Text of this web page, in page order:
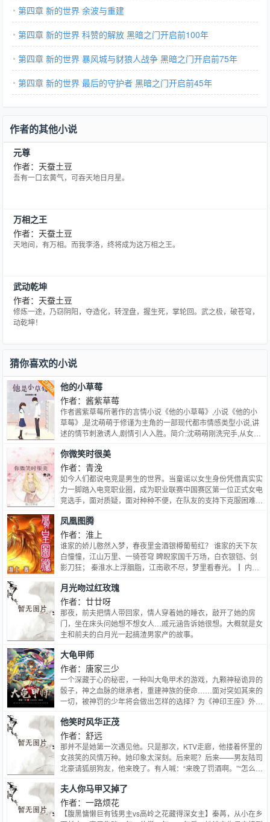
第四章 新的世界 余波与重建
第四章 新的世界 科赞的解放 黑暗之门开启前100年
第四章 新的世界 暴风城与豺狼人战争 黑暗之门开启前75年
第四章 新的世界 最后的守护者 黑暗之门开启前45年
作者的其他小说
元尊
作者：天蚕土豆
吾有一口玄黄气，可吞天地日月星。
万相之王
作者：天蚕土豆
天地间，有万相。而我李洛，终将成为这万相之王。
武动乾坤
作者：天蚕土豆
修炼一途，乃窃阴阳，夺造化，转涅盘，握生死，掌轮回。武之极，破苍穹，
动乾坤！
猜你喜欢的小说
他的小草莓
作者：酱紫草莓
作者酱紫草莓所著作的言情小说《他的小草莓》,小说《他的小
草莓》,是沈萌萌于修谨为主角的一部现代都市情感类型小说,讲
述的情节刺激诱人,剧情引人入胜。简介:沈萌萌刚洗完手,从女厕
不错的话请不要忘记向您QQ群和微博里的朋友推荐哦！
你微笑时很美
作者：青浼
如今人们都说电竞是男生的世界。当童谣以女生身份凭借真实实
力一脚踏入电竞职业圈，成为职业联赛中国赛区第一位正式女电
竞选手，面对质疑，面对种种不便，在队友的支持下克服困难，
无冠的遗憾，让电竞之梦绽放。 作者行文流畅，以女性角度深
入职业圈，还原当今职业圈现状，给读者展示电竞职业的真实一
面，人设立体声动，剧情丰满精彩，充满可读性。
凤凰图腾
作者：淮上
谁家的娇儿憨然入梦，春夜里金酒银樽葡萄红？ 谁家的天下灰
白憧憧，江山万里、一骑苍穹 睥睨家国千万场，白衣银铠、剑
影刀狂； 秦淮水上浮胭脂，江南歌不尽，梦里看春光。┃ 内容
德┃ 其它：强强宫廷文
月光吻过红玫瑰
作者：廿廿呀
那夜，前夫把情人带回家，情人穿着她的睡衣，敲开了她的房
门，坐在床头问她想不想女人…戚元涵告诉她很想。大概就是女
主和前夫的白月光一起搞渣男家产的故事。
大龟甲师
作者：唐家三少
一个深藏于心的秘密，一种叫大龟甲术的游戏，九颗神秘诡异的
骰子，神之血脉的继承者，重建神族的使命……面对突如其来的
一切，被神罚的少年将会做出怎样的选择？为《神印王座》外
人”的死灵圣法神伊莱克斯吗？他当年不惜一切要追寻的大龟甲
术终于到来了！哪怕是在《斗罗大陆Ⅱ绝世唐门》中他临死之前
也念念不忘的神之能力也即将为大家展现。大龟甲术面前，就算
是神，也避不开它的作用！一个身怀绝技的少年，没能通过遴选
走上修真者之路，就在他调整好心态，接受这一事实的时候，几
神族的使命，少年的人生由此改变。
他笑时风华正茂
作者：舒远
那并不是她第一次遇见他。只是那次，KTV走廊，他搂着怀里的
女孩笑的风情万种。她印象太深刻。后来呢？后来——男友陆司
北豪请狐朋狗友，他来晚了。有人喊：“来晚了罚酒啊。”“怎么没
抬眼，声音清淡：“够了啊。”包间里，灯光半明半暗。孟盛楠低
着头喝可乐，渗进舌头上却又凉又苦。那时候，她还没意识到，
在后来竟会真的非他不可了。
夫人你马甲又掉了
作者：一路烦花
【腹黑慵懒巨有钱男主vs高岭之花藏得深女主】秦苒，从小在乡